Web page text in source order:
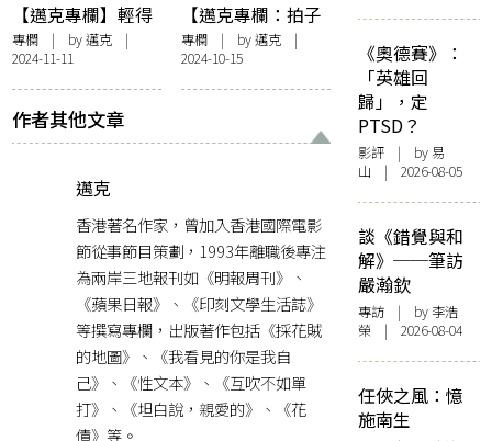
【邁克專欄】輕得
可以放手
專欄 | by邁克 |
2024-11-11
【邁克專欄：拍子
簿】桑桃艾格曼筆
記
專欄| by邁克|
2024-10-15
作者其他文章
邁克
香港著名作家，曾加入香港國際電影
節從事節目策劃，1993年離職後專注
為兩岸三地報刊如《明報周刊》、
《蘋果日報》、《印刻文學生活誌》
等撰寫專欄，出版著作包括《採花賊
的地圖》、《我看見的你是我自
己》、《性文本》、《互吹不如單
打》、《坦白說，親愛的》、《花
債》等。
《奧德賽》：
「英雄回
歸」，定
PTSD？
影評 | by 易
山 | 2026-08-05
談《錯覺與和
解》──筆訪
嚴瀚欽
專訪 | by 李浩
榮 | 2026-08-04
任俠之風：憶
施南生